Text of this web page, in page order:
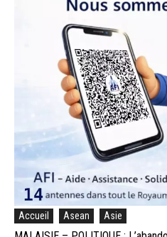
Accueil Asean Asie